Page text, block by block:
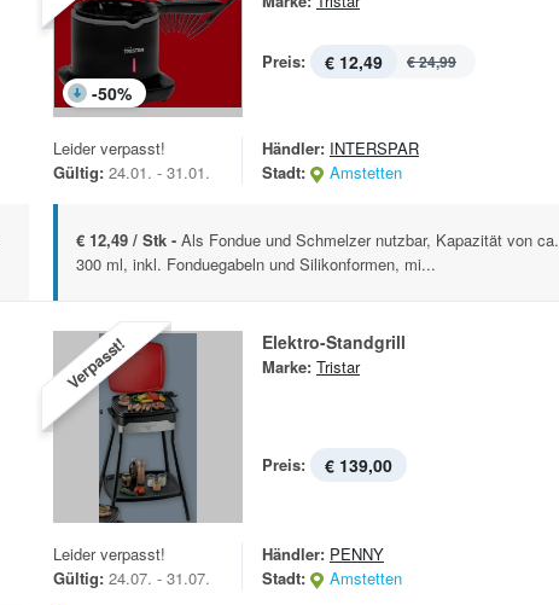
-50%
Preis: € 12,49 € 24,99
Leider verpasst!
Gültig: 24.01. - 31.01.
Händler: INTERSPAR
Stadt:
Amstetten
€ 12,49 / Stk - Als Fondue und Schmelzer nutzbar, Kapazität von ca.
300 ml, inkl. Fonduegabeln und Silikonformen, mi...
Verpasst! Elektro-Standgrill
Marke: Tristar
Preis: € 139,00
Leider verpasst!
Gültig: 24.07. - 31.07.
Händler: PENNY
Stadt:
Amstetten